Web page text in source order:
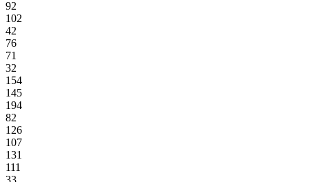
92
102
42
76
71
32
154
145
194
82
126
107
131
111